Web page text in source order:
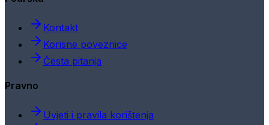
Kontakt
Korisne poveznice
Česta pitanja
Pravno
Uvjeti i pravila korištenja